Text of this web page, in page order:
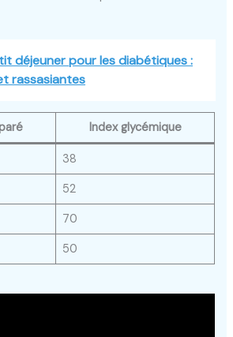
déjeuner pour les diabétiques :
rassasiantes
Index glycémique
38
52
70
50